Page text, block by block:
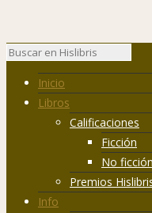
Inicio
Libros
Calificaciones
Ficción
No ficción
Premios
Info